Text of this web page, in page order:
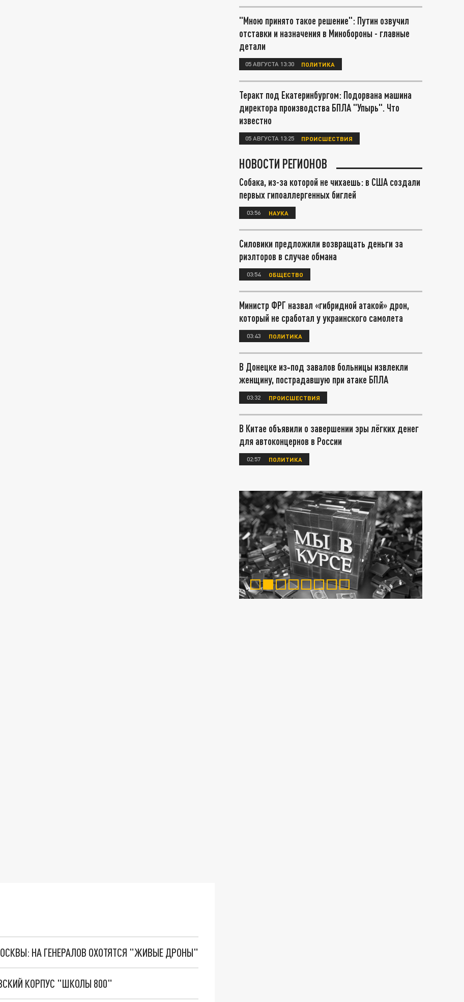
НА ГЕНЕРАЛОВ ОХОТЯТСЯ "ЖИВЫЕ ДРОНЫ"
КОРПУС "ШКОЛЫ 800"
"Мною принято такое решение": Путин озвучил
отставки и назначения в Минобороны - главные
детали
05 АВГУСТА 13:30 ПОЛИТИКА
Теракт под Екатеринбургом: Подорвана машина
директора производства БПЛА "Упырь". Что
известно
05 АВГУСТА 13:25 ПРОИСШЕСТВИЯ
НОВОСТИ РЕГИОНОВ
Собака, из-за которой не чихаешь: в США создали
первых гипоаллергенных биглей
03:56 НАУКА
Силовики предложили возвращать деньги за
риэлторов в случае обмана
03:54 ОБЩЕСТВО
Министр ФРГ назвал «гибридной атакой» дрон,
который не сработал у украинского самолета
03:43 ПОЛИТИКА
В Донецке из‑под завалов больницы извлекли
женщину, пострадавшую при атаке БПЛА
03:32 ПРОИСШЕСТВИЯ
В Китае объявили о завершении эры лёгких денег
для автоконцернов в России
02:57 ПОЛИТИКА